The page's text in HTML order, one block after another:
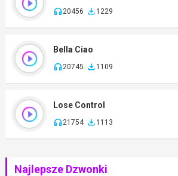
20456 1229
Bella Ciao
20745 1109
Lose Control
21754 1113
Najlepsze Dzwonki